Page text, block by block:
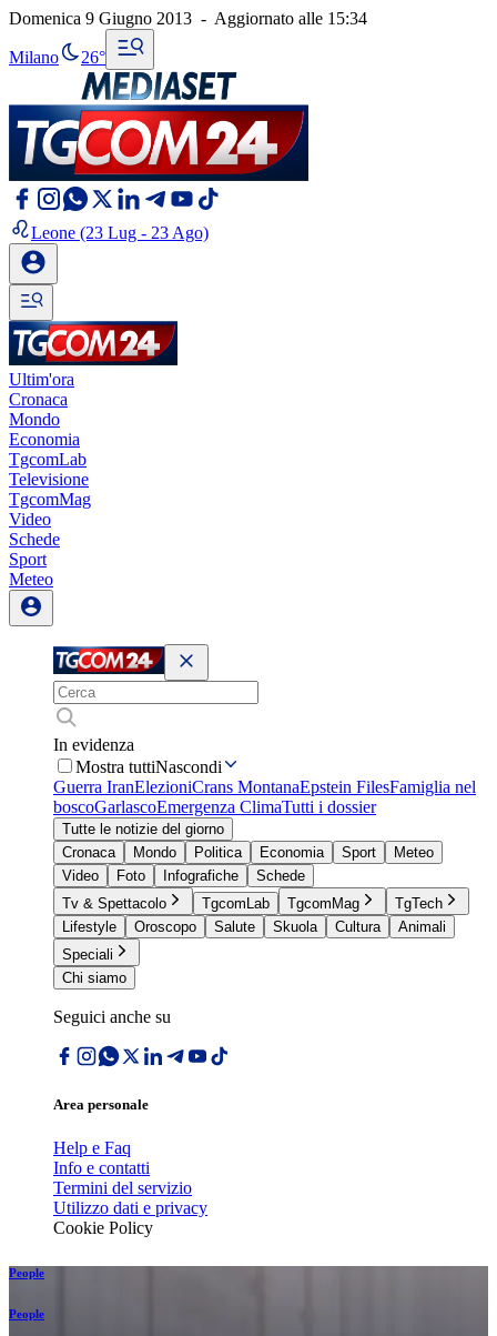
Domenica 9 Giugno 2013 - Aggiornato alle 15:34
Milano 26°
Leone (23 Lug - 23 Ago)
Ultim'ora
Cronaca
Mondo
Economia
TgcomLab
Televisione
TgcomMag
Video
Schede
Sport
Meteo
In evidenza
Mostra tuttiNascondi
Guerra IranElezioniCrans MontanaEpstein FilesFamiglia nel
boscoGarlascoEmergenza ClimaTutti i dossier
Tutte le notizie del giorno
Cronaca
Mondo Politica Economia Sport
Meteo
Video
Foto Infografiche
Schede
Tv & Spettacolo
TgcomLab TgcomMag
TgTech
Lifestyle
Oroscopo Salute Skuola Cultura
Animali
Speciali
Chi siamo
Seguici anche su
Area personale
Help e Faq
Info e contatti
Termini del servizio
Utilizzo dati e privacy
Cookie Policy
People
People